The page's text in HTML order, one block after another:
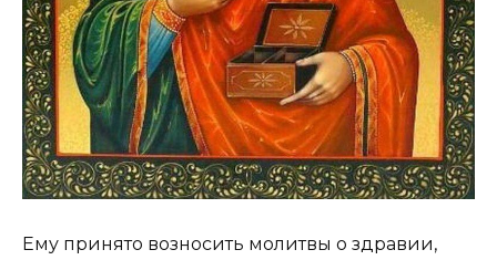
Ему принято возносить молитвы о здравии,